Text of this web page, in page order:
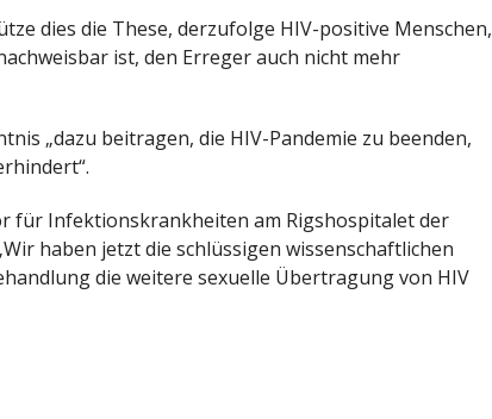
dies die These, derzufolge HIV-positive Menschen,
ist, den Erreger auch nicht mehr
„dazu beitragen, die HIV-Pandemie zu beenden,
für Infektionskrankheiten am Rigshospitalet der
haben jetzt die schlüssigen wissenschaftlichen
die weitere sexuelle Übertragung von HIV